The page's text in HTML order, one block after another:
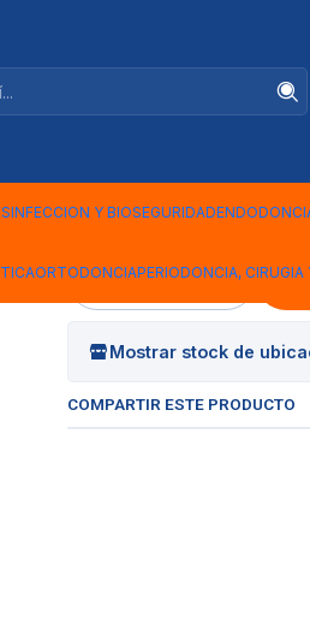
Y BIOSEGURIDAD
ORTODONCIAPERIODONCIA, CIRUGIA
5
Mostrar stock de
COMPARTIR ESTE PRODUCTO